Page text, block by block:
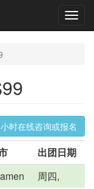
时在线咨询或报名
出团日期
周四,